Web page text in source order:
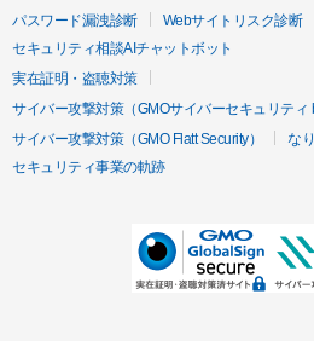
パスワード漏洩診断
Webサイトリスク診断
セキュリティ相談AIチャットボット
実在証明・盗聴対策
サイバー攻撃対策（GMOサイバーセキュリティ
サイバー攻撃対策（GMO Flatt Security）
な
セキュリティ事業の軌跡